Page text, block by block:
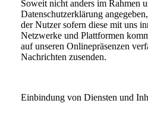
Soweit nicht anders im Rahmen
Datenschutzerklärung
der Nutzer sofern diese mit uns
Netzwerke und Plattformen
auf unseren Onlinepräsenzen
Nachrichten zusenden.
Einbindung von Diensten und